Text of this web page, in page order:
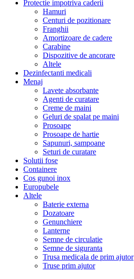
Protectie impotriva caderii
Hamuri
Centuri de pozitionare
Franghii
Amortizoare de cadere
Carabine
Dispozitive de ancorare
Altele
Dezinfectanti medicali
Menaj
Lavete absorbante
Agenti de curatare
Creme de maini
Geluri de spalat pe maini
Prosoape
Prosoape de hartie
Sapunuri, sampoane
Seturi de curatare
Solutii fose
Containere
Cos gunoi inox
Europubele
Altele
Baterie externa
Dozatoare
Genunchiere
Lanterne
Semne de circulatie
Semne de siguranta
Trusa medicala de prim ajutor
Truse prim ajutor